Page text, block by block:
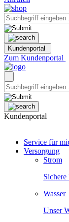
Kundenportal
Zum Kundenportal
Kundenportal
Service für
Versorgung
Strom
Wasser
Unser